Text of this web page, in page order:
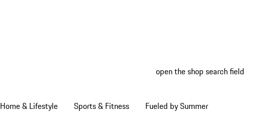
open the shop search field
Home & Lifestyle Sports & Fitness Fueled by Summer